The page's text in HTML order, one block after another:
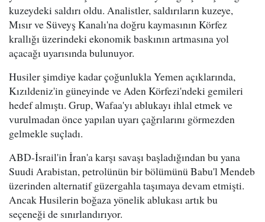
kuzeydeki saldırı oldu. Analistler, saldırıların kuzeye,
Mısır ve Süveyş Kanalı'na doğru kaymasının Körfez
krallığı üzerindeki ekonomik baskının artmasına yol
açacağı uyarısında bulunuyor.
Husiler şimdiye kadar çoğunlukla Yemen açıklarında,
Kızıldeniz'in güneyinde ve Aden Körfezi'ndeki gemileri
hedef almıştı. Grup, Wafaa'yı ablukayı ihlal etmek ve
vurulmadan önce yapılan uyarı çağrılarını görmezden
gelmekle suçladı.
ABD-İsrail'in İran'a karşı savaşı başladığından bu yana
Suudi Arabistan, petrolünün bir bölümünü Babu'l Mendeb
üzerinden alternatif güzergahla taşımaya devam etmişti.
Ancak Husilerin boğaza yönelik ablukası artık bu
seçeneği de sınırlandırıyor.